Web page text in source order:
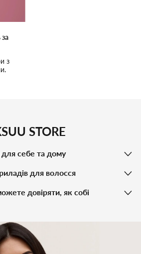
за
з
STORE
себе та дому
для волосся
довіряти, як собі